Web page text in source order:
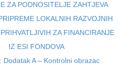
ZA PODNOSITELJE ZAHTJEVA
LOKALNIH RAZVOJNIH
ZA FINANCIRANJE
IZ ESI FONDOVA
Dodatak A – Kontrolni obrazac